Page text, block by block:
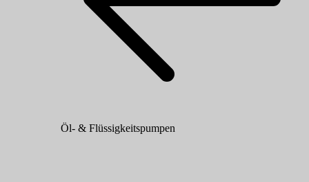
Öl- & Flüssigkeitspumpen